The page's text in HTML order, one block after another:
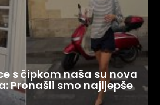
s čipkom naša su nova
Pronašli smo najljepše